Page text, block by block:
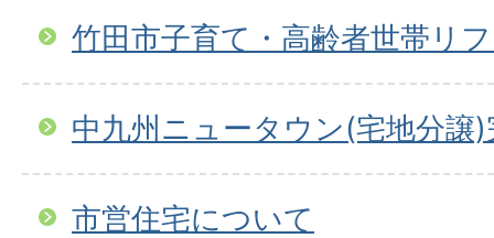
竹田市子育て・高齢者世帯リ
中九州ニュータウン(宅地分譲)
市営住宅について